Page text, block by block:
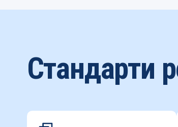
Стандарти